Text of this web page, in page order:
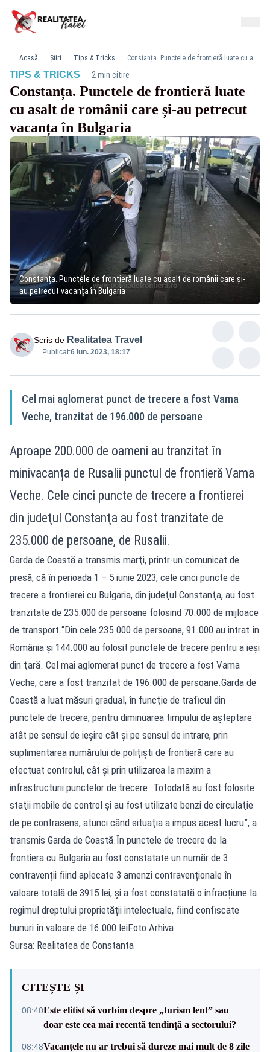
Acasă Știri Tips & Tricks Constanța. Punctele de frontieră luate cu asalt de românii care și-au petrecut vacanța în Bulgaria
TIPS & TRICKS· 2 min citire
Constanța. Punctele de frontieră luate
cu asalt de românii care și-au petrecut
vacanța în Bulgaria
Constanța. Punctele de frontieră luate cu asalt de românii care și-
au petrecut vacanța în Bulgaria
Scris de Realitatea Travel
Publicat:6 iun. 2023, 18:17
Cel mai aglomerat punct de trecere a fost Vama
Veche, tranzitat de 196.000 de persoane
Aproape 200.000 de oameni au tranzitat în
minivacanța de Rusalii punctul de frontieră Vama
Veche. Cele cinci puncte de trecere a frontierei
din judeţul Constanţa au fost tranzitate de
235.000 de persoane, de Rusalii.
Garda de Coastă a transmis marţi, printr-un comunicat de
presă, că în perioada 1 – 5 iunie 2023, cele cinci puncte de
trecere a frontierei cu Bulgaria, din judeţul Constanţa, au fost
tranzitate de 235.000 de persoane folosind 70.000 de mijloace
de transport.“Din cele 235.000 de persoane, 91.000 au intrat în
România şi 144.000 au folosit punctele de trecere pentru a ieşi
din ţară. Cel mai aglomerat punct de trecere a fost Vama
Veche, care a fost tranzitat de 196.000 de persoane.Garda de
Coastă a luat măsuri gradual, în funcţie de traficul din
punctele de trecere, pentru diminuarea timpului de aşteptare
atât pe sensul de ieşire cât şi pe sensul de intrare, prin
suplimentarea numărului de poliţişti de frontieră care au
efectuat controlul, cât şi prin utilizarea la maxim a
infrastructurii punctelor de trecere. Totodată au fost folosite
staţii mobile de control şi au fost utilizate benzi de circulaţie
de pe contrasens, atunci când situaţia a impus acest lucru”, a
transmis Garda de Coastă.În punctele de trecere de la
frontiera cu Bulgaria au fost constatate un număr de 3
contravenții fiind aplecate 3 amenzi contravenționale în
valoare totală de 3915 lei, și a fost constatată o infracțiune la
regimul dreptului proprietății intelectuale, fiind confiscate
bunuri în valoare de 16.000 leiFoto Arhiva
Sursa: Realitatea de Constanta
CITEȘTE ȘI
08:40Este elitist să vorbim despre „turism lent” sau
doar este cea mai recentă tendință a sectorului?
08:48Vacanțele nu ar trebui să dureze mai mult de 8 zile